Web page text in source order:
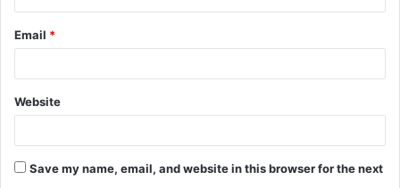
Email *
Website
Save my name, email, and website in this browser for the next